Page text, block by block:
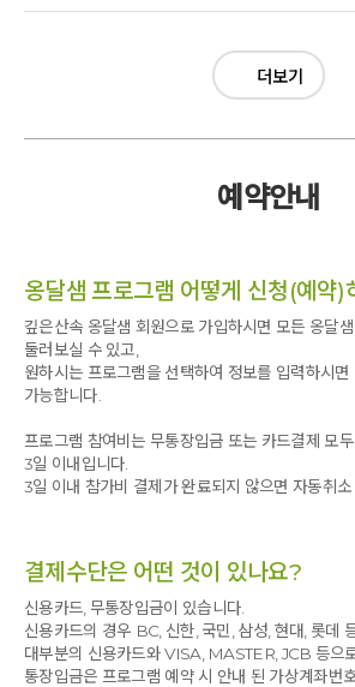
더보기
예약안내
옹달샘 프로그램 어떻게 신청(예약)
깊은산속 옹달샘 회원으로 가입하시면 모든 옹달샘
둘러보실 수 있고,
원하시는 프로그램을 선택하여 정보를 입력하시면
가능합니다.
프로그램 참여비는 무통장입금 또는 카드결제 모
3일 이내입니다.
3일 이내 참가비 결제가 완료되지 않으면 자동취소
결제수단은 어떤 것이 있나요?
신용카드, 무통장입금이 있습니다.
신용카드의 경우 BC, 신한, 국민, 삼성, 현대, 롯데
대부분의 신용카드와 VISA, MASTER, JCB 등으
통장입금은 프로그램 예약 시 안내 된 가상계좌번